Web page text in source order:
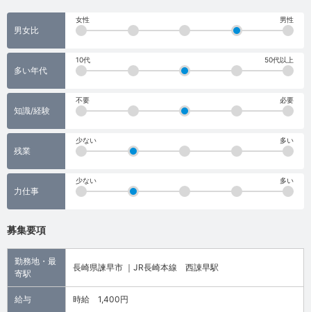
男女比
女性 男性
多い年代
10代 50代以上
知識/経験
不要 必要
残業
少ない 多い
力仕事
少ない 多い
募集要項
勤務地・最
寄駅
長崎県諫早市 ｜JR長崎本線 西諌早駅
給与 時給 1,400円